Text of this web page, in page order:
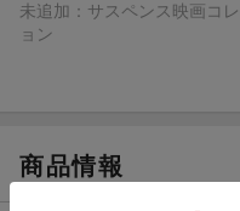
楽天モバイル紹介キャ
条件達成で楽天限定・
未追加： サスペンス映画コ
ョン
商品情報